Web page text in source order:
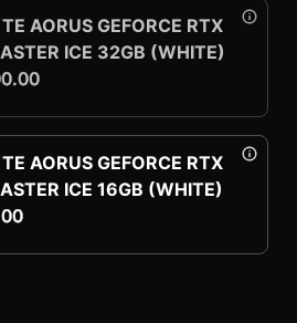
AORUS GEFORCE RTX
ICE 32GB (WHITE)
AORUS GEFORCE RTX
ICE 16GB (WHITE)